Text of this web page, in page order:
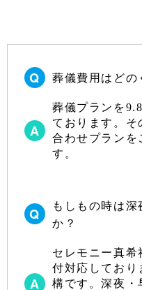
葬儀費用はどの
葬儀プランを
ております。そ
合わせプランを
す。
もしもの時は
か？
セレモニー真希
付対応しており
構です。深夜・